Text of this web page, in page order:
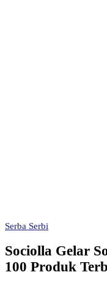
Serba Serbi
Sociolla Gelar
100 Produk